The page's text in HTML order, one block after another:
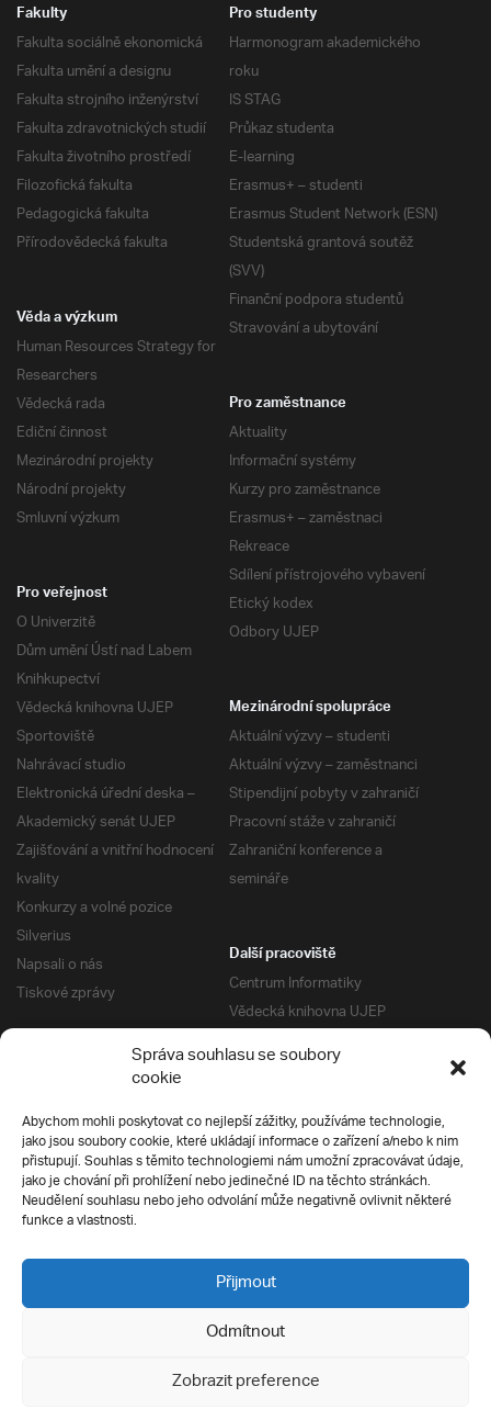
Správa souhlasu se soubory
cookie
Abychom mohli poskytovat co nejlepší zážitky, používáme technologie,
jako jsou soubory cookie, které ukládají informace o zařízení a/nebo k nim
přistupují. Souhlas s těmito technologiemi nám umožní zpracovávat údaje,
jako je chování při prohlížení nebo jedinečné ID na těchto stránkách.
Neudělení souhlasu nebo jeho odvolání může negativně ovlivnit některé
funkce a vlastnosti.
Přijmout
Odmítnout
Zobrazit preference
Fakulty
Fakulta sociálně ekonomická
Fakulta umění a designu
Fakulta strojního inženýrství
Fakulta zdravotnických studií
Fakulta životního prostředí
Filozofická fakulta
Pedagogická fakulta
Přírodovědecká fakulta
Pro studenty
Harmonogram akademického
roku
IS STAG
Průkaz studenta
E-learning
Erasmus+ – studenti
Erasmus Student Network (ESN)
Studentská grantová soutěž
(SVV)
Finanční podpora studentů
Stravování a ubytování
Věda a výzkum
Human Resources Strategy for
Researchers
Vědecká rada
Ediční činnost
Mezinárodní projekty
Národní projekty
Smluvní výzkum
Pro zaměstnance
Aktuality
Informační systémy
Kurzy pro zaměstnance
Erasmus+ – zaměstnaci
Rekreace
Sdílení přístrojového vybavení
Etický kodex
Odbory UJEP
Pro veřejnost
O Univerzitě
Dům umění Ústí nad Labem
Knihkupectví
Vědecká knihovna UJEP
Sportoviště
Nahrávací studio
Elektronická úřední deska –
Akademický senát UJEP
Zajišťování a vnitřní hodnocení
kvality
Konkurzy a volné pozice
Silverius
Napsali o nás
Tiskové zprávy
Mezinárodní spolupráce
Aktuální výzvy – studenti
Aktuální výzvy – zaměstnanci
Stipendijní pobyty v zahraničí
Pracovní stáže v zahraničí
Zahraniční konference a
semináře
Další pracoviště
Centrum Informatiky
Vědecká knihovna UJEP
Správa kolejí a menz
Univerzitní centrum podpory
Silverius
Pro uchazeče
Přijímací řízení
E-prihlaska
Přípravné kurzy
Ochrana soukromí
Všechna práva vyhrazena